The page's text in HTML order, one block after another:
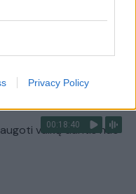
Privacy Policy
00:11:41
dantų jautrumą?
00:18:40
vaikų dantis nuo